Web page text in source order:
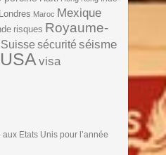
Londres Maroc Mexique
risques Royaume-
Suisse sécurité séisme
USA visa
Etats Unis pour l’année